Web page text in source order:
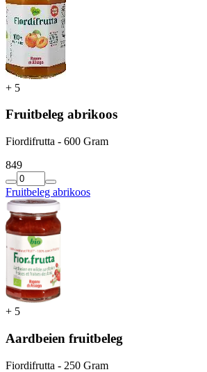
+ 5
Fruitbeleg abrikoos
Fiordifrutta - 600 Gram
849
Fruitbeleg abrikoos
+ 5
Aardbeien fruitbeleg
Fiordifrutta - 250 Gram